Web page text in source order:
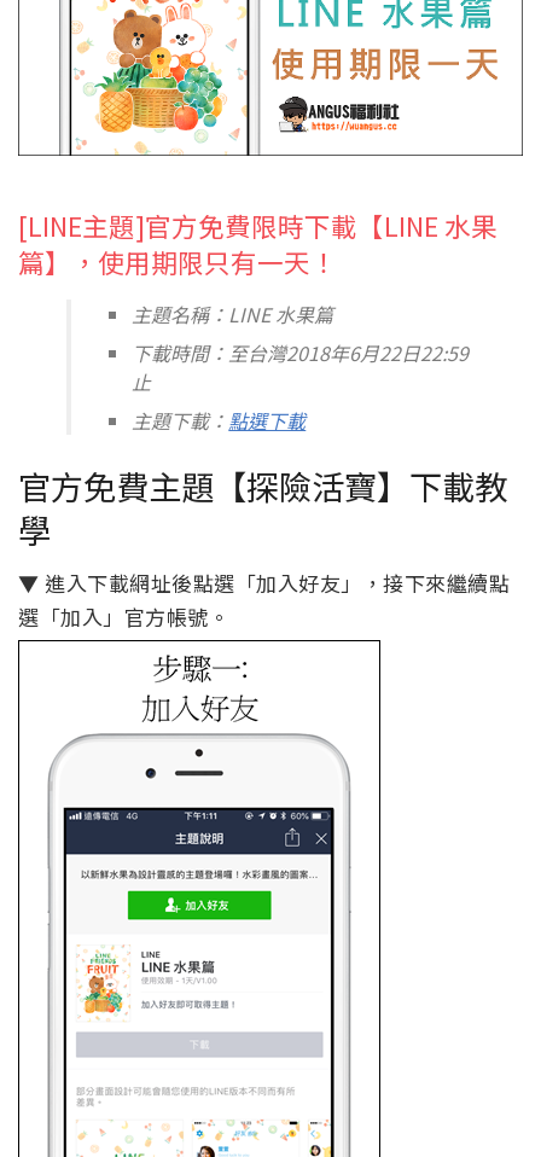
[LINE主題]官方免費限時下載【LINE 水果
篇】，使用期限只有一天！
主題名稱：LINE 水果篇
下載時間：至台灣2018年6月22日22:59
止
主題下載： 點選下載
官方免費主題【探險活寶】下載教
學
▼ 進入下載網址後點選「加入好友」，接下來繼續點
選「加入」官方帳號。